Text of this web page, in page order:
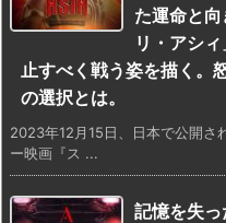
た運命と
リ・アシ
止すべく戦う姿を描く。
の選択とは。
2023年12月15日、日本で公開さ
ー映画『ス ...
記憶を失